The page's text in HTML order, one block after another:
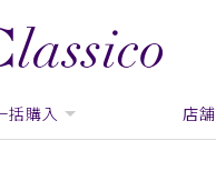
括購入 店舗